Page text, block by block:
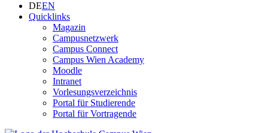
DEEN
Quicklinks
Magazin
Campusnetzwerk
Campus Connect
Campus Wien Academy
Moodle
Intranet
Vorlesungsverzeichnis
Portal für Studierende
Portal für Vortragende